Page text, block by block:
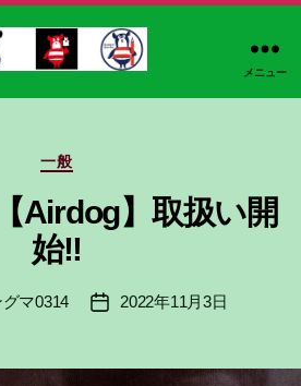
マ
メニュー
カ
テ
リ
ー
一般
Airdog】取扱い開
始!!
マ0314
投
2022年11月3日